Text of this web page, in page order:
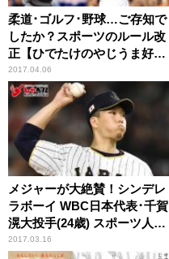
柔道･ゴルフ･野球…ご存知で
したか？スポーツのルール改
正【ひでたけのやじうま好奇
心】
2017.04.06
メジャーが大絶賛！シンデレ
ラボーイ WBC日本代表･千賀
滉大投手(24歳) スポーツ人間
模様
2017.03.16